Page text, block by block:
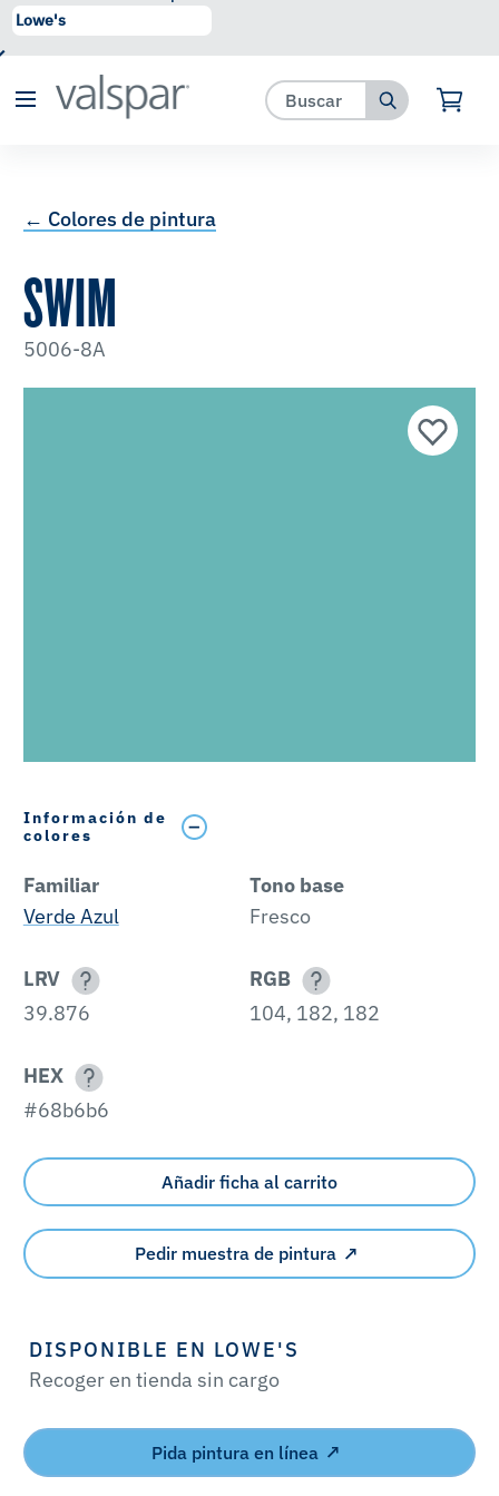
se ha agregado a favoritos.
← Colores de pintura
SWIM
5006-8A
Información de
colores
Familiar
Verde Azul
Tono base
Fresco
LRV
39.876
RGB
104, 182, 182
HEX
#68b6b6
Añadir ficha al carrito
Pedir muestra de pintura
DISPONIBLE EN LOWE'S
Recoger en tienda sin cargo
Pida pintura en línea